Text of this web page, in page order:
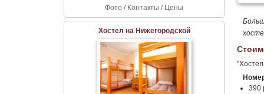
Фото / Контакты / Цены
Хостел на Нижегородской
390